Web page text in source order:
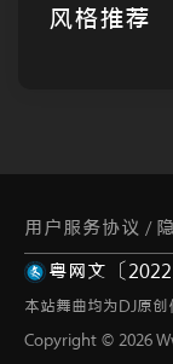
风格推荐
用户服务协议 /
/ 网站地图
粤网文〔
本站舞曲均为DJ原
Copyright © 2026